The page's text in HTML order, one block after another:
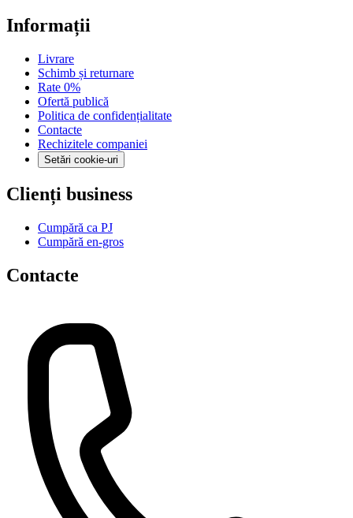
Informații
Livrare
Schimb și returnare
Rate 0%
Ofertă publică
Politica de confidențialitate
Contacte
Rechizitele companiei
Setări cookie-uri
Clienți business
Cumpără ca PJ
Cumpără en-gros
Contacte